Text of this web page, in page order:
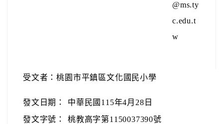
@ms.ty
c.edu.t
w
受文者：桃園市平鎮區文化國民小學
發文日期：
中華民國115年4月28日
發文字號：
桃教高字第1150037390號